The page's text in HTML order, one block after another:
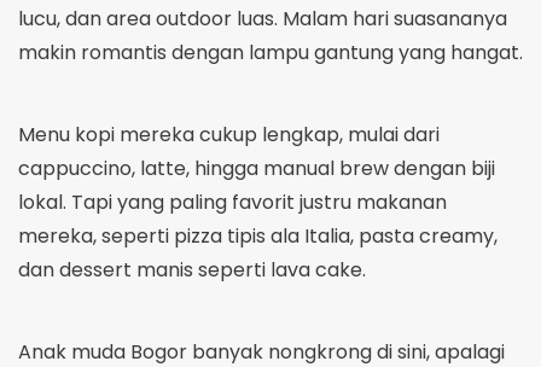
lucu, dan area outdoor luas. Malam hari suasananya
makin romantis dengan lampu gantung yang hangat.
Menu kopi mereka cukup lengkap, mulai dari
cappuccino, latte, hingga manual brew dengan biji
lokal. Tapi yang paling favorit justru makanan
mereka, seperti pizza tipis ala Italia, pasta creamy,
dan dessert manis seperti lava cake.
Anak muda Bogor banyak nongkrong di sini, apalagi